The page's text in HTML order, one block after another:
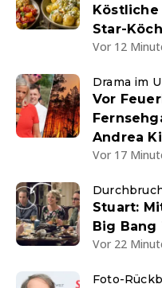
Star-
Vor 12
Drama im
Vor
Andrea
Vor 17
Stuart:
Big
Vor 22
Foto-